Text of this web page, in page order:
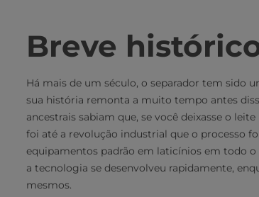
Breve
Há mais de um século, o separador tem sido
sua história remonta a muito tempo antes
ancestrais sabiam que, se você deixasse o
foi até a revolução industrial que o processo
equipamentos padrão em laticínios em todo o
a tecnologia se desenvolveu rapidamente,
mesmos.